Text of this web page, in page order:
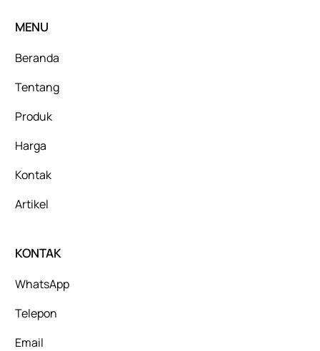
MENU
Beranda
Tentang
Produk
Harga
Kontak
Artikel
KONTAK
WhatsApp
Telepon
Email